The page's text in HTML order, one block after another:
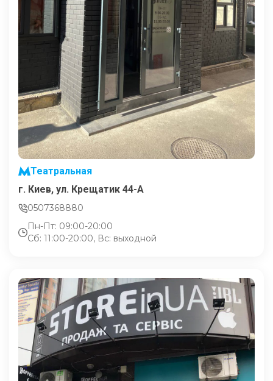
Театральная
г. Киев, ул. Крещатик 44-А
0507368880
Пн-Пт: 09:00-20:00
Сб: 11:00-20:00, Вс: выходной